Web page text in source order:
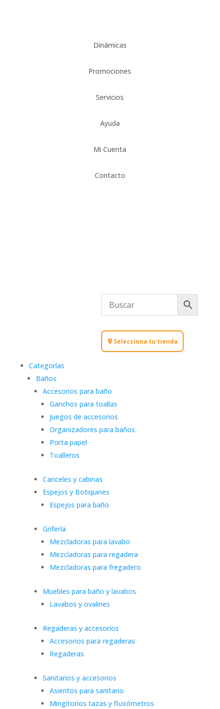
Dinámicas
Promociones
Servicios
Ayuda
Mi Cuenta
Contacto
Categorías
Baños
Accesorios para baño
Ganchos para toallas
Juegos de accesorios
Organizadores para baños
Porta papel
Toalleros
Canceles y cabinas
Espejos y Botiquines
Espejos para baño
Grifería
Mezcladoras para lavabo
Mezcladoras para regadera
Mezcladoras para fregadero
Muebles para baño y lavabos
Lavabos y ovalines
Regaderas y accesorios
Accesorios para regaderas
Regaderas
Sanitarios y accesorios
Asientos para sanitario
Mingitorios tazas y fluxómetros
Selecciona tu tienda